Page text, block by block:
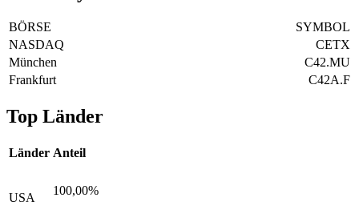
BÖRSE
SYMBOL
NASDAQ
CETX
München
C42.MU
Frankfurt
C42A.F
Top Länder
Länder Anteil
USA
100,00%